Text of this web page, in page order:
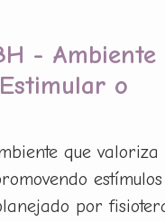
- Ambiente
o
que
por